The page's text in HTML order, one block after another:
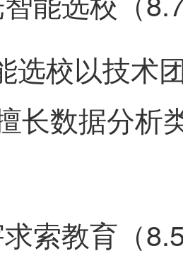
选校以技术
长数据分析
索教育（